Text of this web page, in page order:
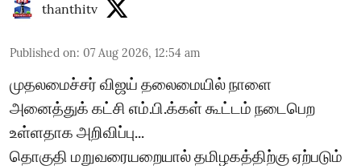
thanthitv
Published on: 07 Aug 2026, 12:54 am
முதலமைச்சர் விஜய் தலைமையில் நாளை
அனைத்துக் கட்சி எம்.பி.க்கள் கூட்டம் நடைபெற
உள்ளதாக அறிவிப்பு...
தொகுதி மறுவரையறையால் தமிழகத்திற்கு ஏற்படும்